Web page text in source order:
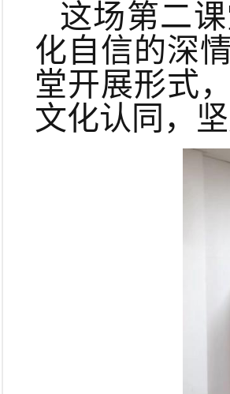
这场第二
化自信的深
堂开展形式
文化认同，